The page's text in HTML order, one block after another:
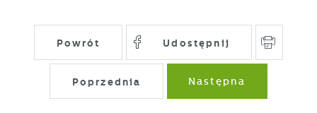
Powrót Udostępnij
Poprzednia Następna